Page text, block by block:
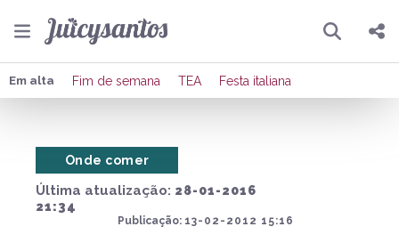
Pesquisar
Compartilhar
Em alta Fim de semana TEA Festa italiana
Última atualização: 28-01-2016
21:34
Publicação: 13-02-2012 15:16
Onde comer